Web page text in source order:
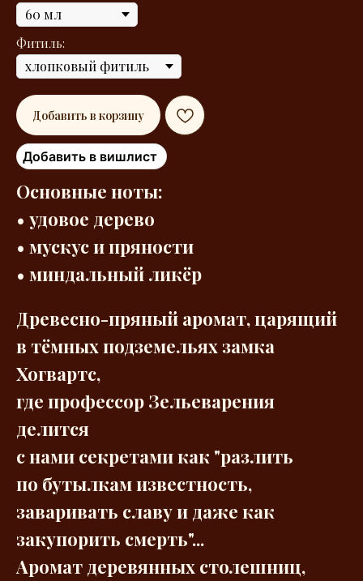
Фитиль:
Добавить в корзину
Добавить в вишлист
Основные ноты:
• удовое дерево
• мускус и пряности
• миндальный ликёр
Древесно-пряный аромат, царящий
в тёмных подземельях замка
Хогвартс,
где профессор Зельеварения
делится
с нами секретами как "разлить
по бутылкам известность,
заваривать славу и даже как
закупорить смерть"...
Аромат деревянных столешниц,